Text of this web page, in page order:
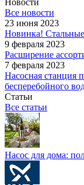
Новости
Все новости
23 июня 2023
Новинка!
9 февраля 2023
Расширение
7 февраля 2023
Насосная станция
бесперебойного
Статьи
Все статьи
Насос для дома: